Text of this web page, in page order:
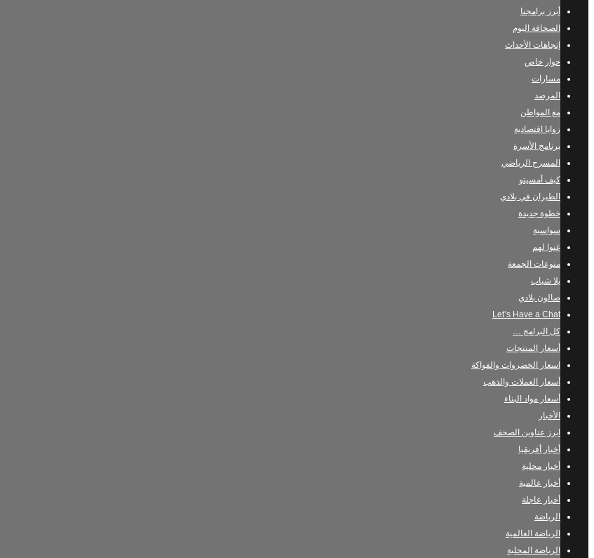
أبرز برامجنا
الصحافة اليوم
إتجاهات الأحداث
حوار خاص
مسارات
المرصد
مع المواطن
زوايا اقتصادية
برنامج الأسرة
المسرح الرياضي
كيف أمسيتو
الطيران في بلادي
خطوة جديدة
سواسية
غنوا لهم
منوعات الجمعة
يلا شباب
صالون بلادي
Let’s Have a Chat
كل البرامج …
أسعار المنتجات
اسعار الخضروات والفواكة
أسعار العملات والذهب
أسعار مواد البناء
الأخبار
ابرز عناوين الصحف
أخبار أفريقيا
أخبار محلية
أخبار عالمية
أخبار عاجلة
الرياضة
الرياضة العالمية
الرياضة المحلية